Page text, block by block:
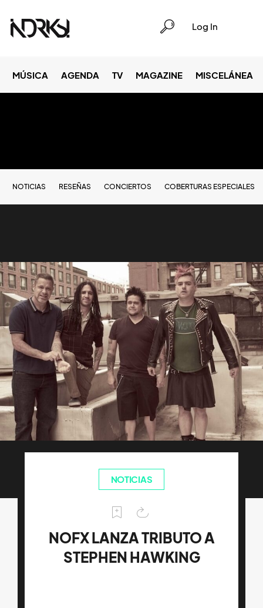
Log In
MÚSICA AGENDA TV MAGAZINE MISCELÁNEA
NOTICIAS RESEÑAS CONCIERTOS COBERTURAS ESPECIALES
NOTICIAS
NOFX LANZA TRIBUTO A
STEPHEN HAWKING